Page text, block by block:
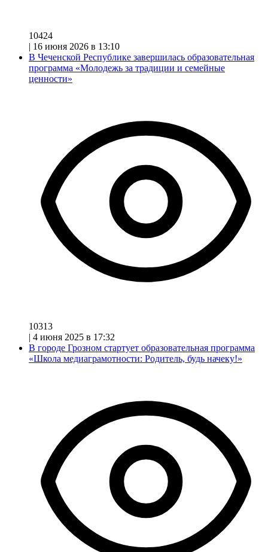
10424
| 16 июня 2026 в 13:10
В Чеченской Республике завершилась образовательная
программа «Молодежь за традиции и семейные
ценности»
10313
| 4 июня 2025 в 17:32
В городе Грозном стартует образовательная программа
«Школа медиаграмотности: Родитель, будь начеку!»